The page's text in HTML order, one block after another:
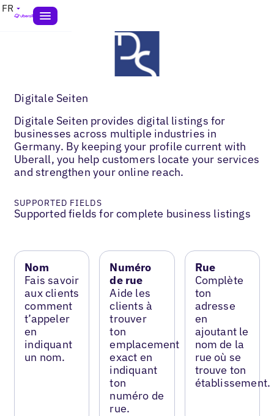
FR
Digitale Seiten
Digitale Seiten provides digital listings for
businesses across multiple industries in
Germany. By keeping your profile current with
Uberall, you help customers locate your services
and strengthen your online reach.
SUPPORTED FIELDS
Supported fields for complete business listings
Nom
Fais savoir
aux clients
comment
t’appeler
en
indiquant
un nom.
Numéro
de rue
Aide les
clients à
trouver
ton
emplacement
exact en
indiquant
ton
numéro de
rue.
Rue
Complète
ton
adresse
en
ajoutant le
nom de la
rue où se
trouve ton
établissement.